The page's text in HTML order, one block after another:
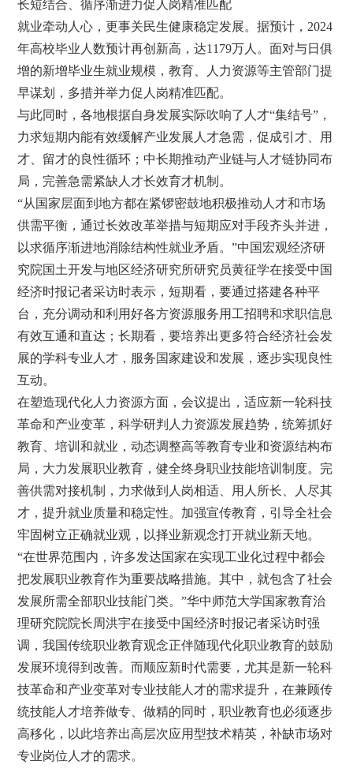
长短结合、循序渐进力促人岗精准匹配
就业牵动人心，更事关民生健康稳定发展。据预计，2024
年高校毕业人数预计再创新高，达1179万人。面对与日俱
增的新增毕业生就业规模，教育、人力资源等主管部门提
早谋划，多措并举力促人岗精准匹配。
与此同时，各地根据自身发展实际吹响了人才“集结号”，
力求短期内能有效缓解产业发展人才急需，促成引才、用
才、留才的良性循环；中长期推动产业链与人才链协同布
局，完善急需紧缺人才长效育才机制。
“从国家层面到地方都在紧锣密鼓地积极推动人才和市场
供需平衡，通过长效改革举措与短期应对手段齐头并进，
以求循序渐进地消除结构性就业矛盾。”中国宏观经济研
究院国土开发与地区经济研究所研究员黄征学在接受中国
经济时报记者采访时表示，短期看，要通过搭建各种平
台，充分调动和利用好各方资源服务用工招聘和求职信息
有效互通和直达；长期看，要培养出更多符合经济社会发
展的学科专业人才，服务国家建设和发展，逐步实现良性
互动。
在塑造现代化人力资源方面，会议提出，适应新一轮科技
革命和产业变革，科学研判人力资源发展趋势，统筹抓好
教育、培训和就业，动态调整高等教育专业和资源结构布
局，大力发展职业教育，健全终身职业技能培训制度。完
善供需对接机制，力求做到人岗相适、用人所长、人尽其
才，提升就业质量和稳定性。加强宣传教育，引导全社会
牢固树立正确就业观，以择业新观念打开就业新天地。
“在世界范围内，许多发达国家在实现工业化过程中都会
把发展职业教育作为重要战略措施。其中，就包含了社会
发展所需全部职业技能门类。”华中师范大学国家教育治
理研究院院长周洪宇在接受中国经济时报记者采访时强
调，我国传统职业教育观念正伴随现代化职业教育的鼓励
发展环境得到改善。而顺应新时代需要，尤其是新一轮科
技革命和产业变革对专业技能人才的需求提升，在兼顾传
统技能人才培养做专、做精的同时，职业教育也必须逐步
高移化，以此培养出高层次应用型技术精英，补缺市场对
专业岗位人才的需求。